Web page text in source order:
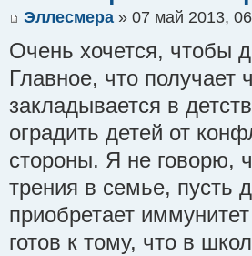
Эллесмера » 07 май 2013,
Очень хочется, чтобы
Главное, что получает
закладывается в
оградить детей от
стороны. Я не говорю,
трения в семье, пусть
приобретает
готов к тому, что в